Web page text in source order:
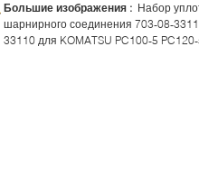
Большие изображения : Набор
шарнирного соединения 703-08-
33110 для KOMATSU PC100-5